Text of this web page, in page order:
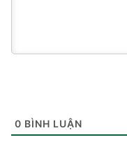
0 BÌNH LUẬN